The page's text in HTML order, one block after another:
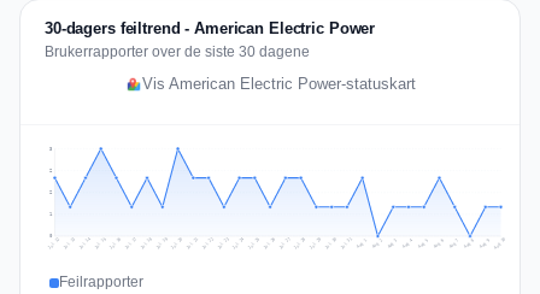
30-dagers feiltrend - American Electric Power
Brukerrapporter over de siste 30 dagene
Vis American Electric Power-statuskart
1
2
2
3
Jul 12 Jul 13 Jul 14 Jul 15 Jul 16 Jul 17 Jul 18 Jul 19 Jul 20 Jul 21 Jul 22 Jul 23 Jul 24 Jul 25 Jul 26 Jul 27 Jul 28 Jul 29 Jul 30 Jul 31 Aug 1 Aug 2 Aug 3 Aug 4 Aug 5 Aug 6 Aug 7 Aug 8 Aug 9 Aug 10
Feilrapporter